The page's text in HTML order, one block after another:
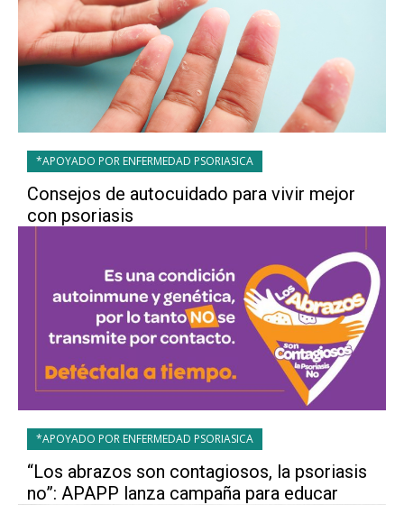
*APOYADO POR ENFERMEDAD PSORIASICA
Consejos de autocuidado para vivir mejor
con psoriasis
*APOYADO POR ENFERMEDAD PSORIASICA
“Los abrazos son contagiosos, la psoriasis
no”: APAPP lanza campaña para educar